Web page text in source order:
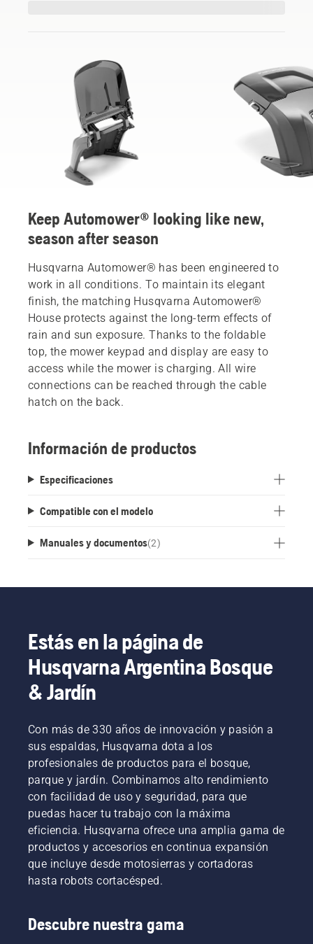
Keep Automower® looking like new,
season after season
Husqvarna Automower® has been engineered to
work in all conditions. To maintain its elegant
finish, the matching Husqvarna Automower®
House protects against the long-term effects of
rain and sun exposure. Thanks to the foldable
top, the mower keypad and display are easy to
access while the mower is charging. All wire
connections can be reached through the cable
hatch on the back.
Información de productos
Especificaciones
Compatible con el modelo
Manuales y documentos(2)
Estás en la página de
Husqvarna Argentina Bosque
& Jardín
Con más de 330 años de innovación y pasión a
sus espaldas, Husqvarna dota a los
profesionales de productos para el bosque,
parque y jardín. Combinamos alto rendimiento
con facilidad de uso y seguridad, para que
puedas hacer tu trabajo con la máxima
eficiencia. Husqvarna ofrece una amplia gama de
productos y accesorios en continua expansión
que incluye desde motosierras y cortadoras
hasta robots cortacésped.
Descubre nuestra gama